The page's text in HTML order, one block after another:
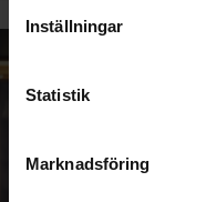
Inställningar
Statistik
Marknadsföring